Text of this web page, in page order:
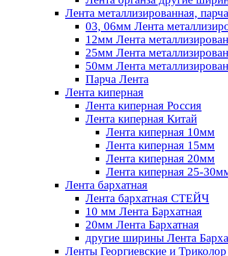
Лента металлизированная, парча
03, 06мм Лента
12мм Лента
25мм Лента
50мм Лента
Парча Лента
Лента киперная
Лента киперная Россия
Лента киперная Китай
Лента киперная 10мм
Лента киперная 15мм
Лента киперная 20мм
Лента киперная 25-
Лента бархатная
Лента бархатная СТЕЙЧ
10 мм Лента Бархатная
20мм Лента Бархатная
другие ширины Лента
Ленты Георгиевские и Триколор